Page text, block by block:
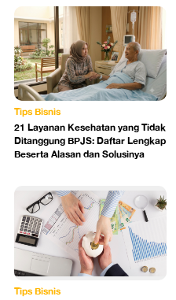
Tips Bisnis
21 Layanan Kesehatan yang Tidak
Ditanggung BPJS: Daftar Lengkap
Beserta Alasan dan Solusinya
Tips Bisnis